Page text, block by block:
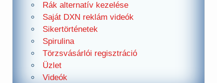
Rák alternatív kezelése
Saját DXN reklám videók
Sikertörténetek
Spirulina
Törzsvásárlói regisztráció
Üzlet
Videók